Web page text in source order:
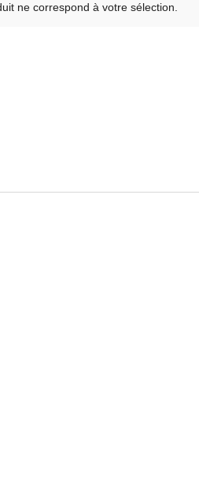
ne correspond à votre sélection.